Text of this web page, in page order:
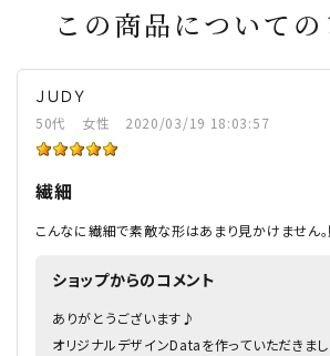
この商品についての
ＪＵＤＹ
50代 女性 2020/03/19 18:03:57
繊細
こんなに繊細で素敵な形はあまり見かけません
ショップからのコメント
ありがとうございます♪
オリジナルデザインDataを作っていただきまし